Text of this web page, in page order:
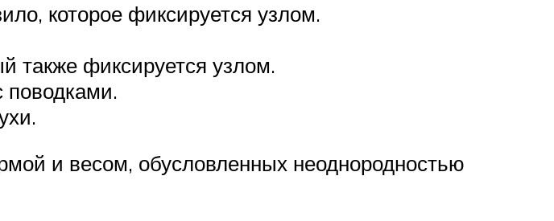
которое фиксируется узлом.
также фиксируется узлом.
поводками.
и весом, обусловленных неоднородностью